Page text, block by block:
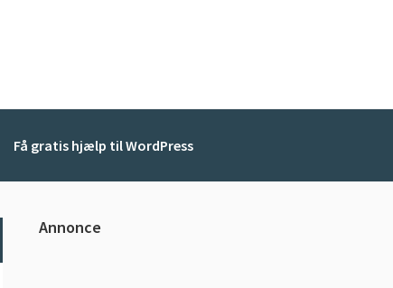
Få gratis hjælp til WordPress
Primær
Annonce